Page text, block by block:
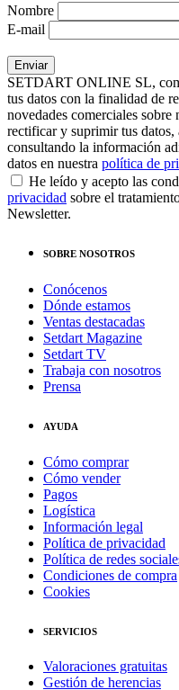
Nombre
E-mail
SETDART ONLINE SL,
tus datos con la finalidad de
novedades comerciales sobre
rectificar y suprimir tus datos,
consultando la información
datos en nuestra política de
He leído y acepto las
privacidad sobre el
Newsletter.
SOBRE NOSOTROS
Conócenos
Dónde estamos
Ventas destacadas
Setdart Magazine
Setdart TV
Trabaja con nosotros
Prensa
AYUDA
Cómo comprar
Cómo vender
Pagos
Logística
Información legal
Política de privacidad
Política de redes
Condiciones de compra
Cookies
SERVICIOS
Valoraciones gratuitas
Gestión de herencias